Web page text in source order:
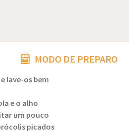
MODO DE PREPARO
lave-os bem
e o alho
um pouco
picados